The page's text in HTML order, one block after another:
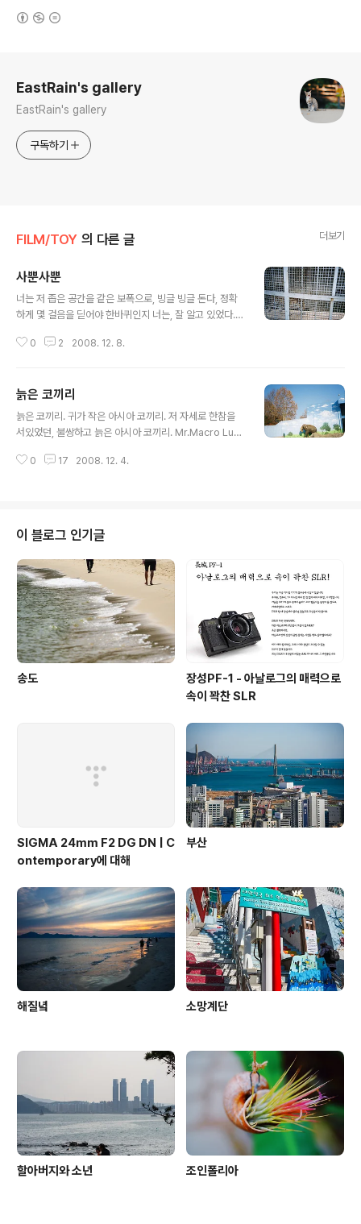
EastRain's gallery
EastRain's gallery
구독하기
FILM/TOY 의 다른 글 더보기
사뿐사뿐
너는 저 좁은 공간을 같은 보폭으로, 빙글 빙글 돈다, 정확
하게 몇 걸음을 딛어야 한바퀴인지 너는, 잘 알고 있었다.
너도 모르고, 구경하고 있는 나도 모른다. 사뿐, 사뿐, 먼 훗
0 2 2008. 12. 8.
늙은 코끼리
늙은 코끼리. 귀가 작은 아시아 코끼리. 저 자세로 한참을
서있었던, 불쌍하고 늙은 아시아 코끼리. Mr.Macro Luck
strain.co.kr/1118
0 17 2008. 12. 4.
이 블로그 인기글
송도
장성PF-1 - 아날로그의 매력으로
속이 꽉찬 SLR
SIGMA 24mm F2 DG DN | C
ontemporary에 대해
부산
해질녘 소망계단
할아버지와 소년 조인폴리아